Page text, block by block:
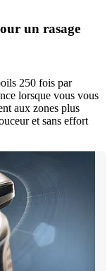
un rasage
250 fois par
lorsque vous vous
aux zones plus
et sans effort